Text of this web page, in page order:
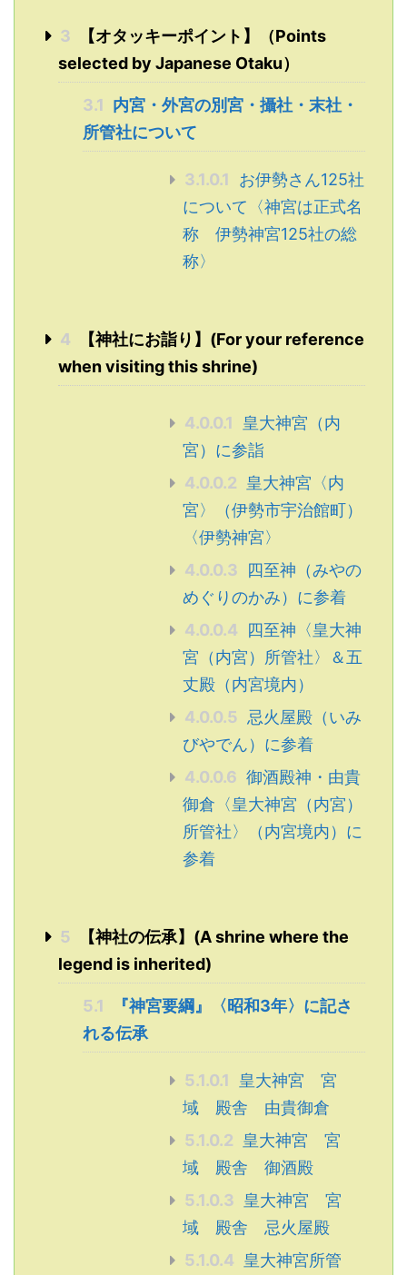
3
【オタッキーポイント】（Points
selected by Japanese Otaku）
3.1
内宮・外宮の別宮・攝社・末社・
所管社について
3.1.0.1
お伊勢さん125社
について〈神宮は正式名
称 伊勢神宮125社の総
称〉
4
【神社にお詣り】(For your reference
when visiting this shrine)
4.0.0.1
皇大神宮（内
宮）に参詣
4.0.0.2 皇大神宮〈内
宮〉（伊勢市宇治館町）
〈伊勢神宮〉
4.0.0.3
四至神（みやの
めぐりのかみ）に参着
4.0.0.4
四至神〈皇大神
宮（内宮）所管社〉＆五
丈殿（内宮境内）
4.0.0.5 忌火屋殿（いみ
びやでん）に参着
4.0.0.6 御酒殿神・由貴
御倉〈皇大神宮（内宮）
所管社〉（内宮境内）に
参着
5
【神社の伝承】(A shrine where the
legend is inherited)
5.1
『神宮要綱』〈昭和3年〉に記さ
れる伝承
5.1.0.1
皇大神宮 宮
域 殿舎 由貴御倉
5.1.0.2 皇大神宮 宮
域 殿舎 御酒殿
5.1.0.3 皇大神宮 宮
域 殿舎 忌火屋殿
5.1.0.4 皇大神宮所管